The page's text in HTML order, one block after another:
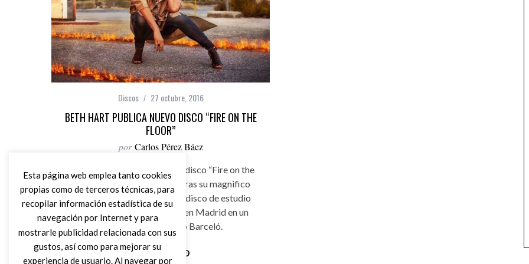
Discos 27 octubre, 2016
BETH HART PUBLICA NUEVO DISCO “FIRE ON THE
FLOOR”
por Carlos Pérez Báez
Beth Hart regresa con nuevo disco “Fire on the
Floor” este mes de octubre tras su magnifico
“Better Than Home”, octavo disco de estudio
que presentó el año pasado en Madrid en un
concierto en el Teatro Barceló.
Esta página web emplea tanto cookies
propias como de terceros técnicas, para
recopilar información estadística de su
navegación por Internet y para
mostrarle publicidad relacionada con sus
gustos, así como para mejorar su
experiencia de usuario. Al navegar por